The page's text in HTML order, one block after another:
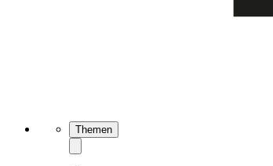
Themen